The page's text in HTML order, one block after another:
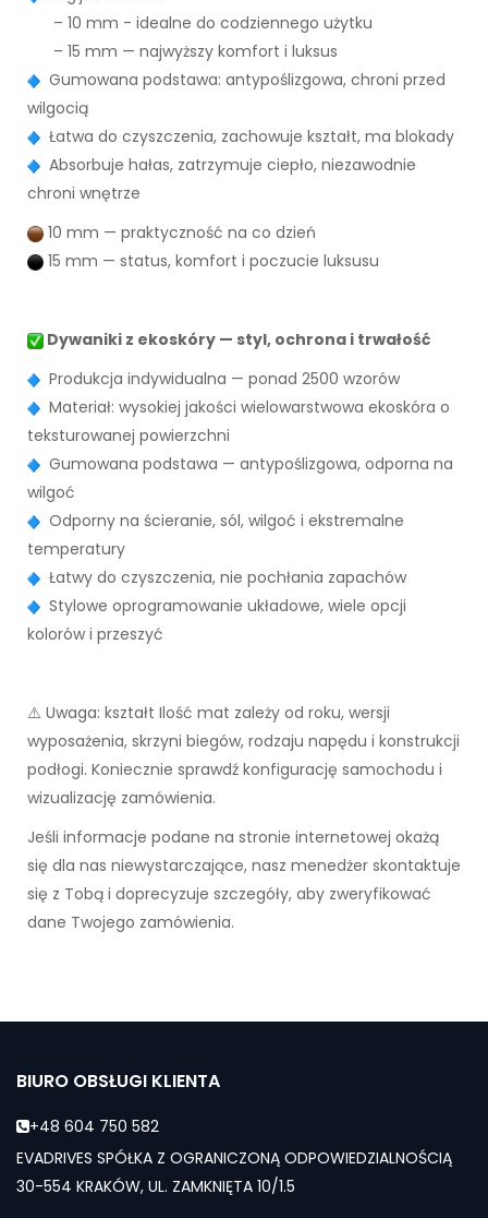
– 10 mm - idealne do codziennego użytku
– 15 mm — najwyższy komfort i luksus
Gumowana podstawa: antypoślizgowa, chroni przed
wilgocią
Łatwa do czyszczenia, zachowuje kształt, ma blokady
Absorbuje hałas, zatrzymuje ciepło, niezawodnie
chroni wnętrze
10 mm — praktyczność na co dzień
15 mm — status, komfort i poczucie luksusu
Dywaniki z ekoskóry — styl, ochrona i trwałość
Produkcja indywidualna — ponad 2500 wzorów
Materiał: wysokiej jakości wielowarstwowa ekoskóra o
teksturowanej powierzchni
Gumowana podstawa — antypoślizgowa, odporna na
wilgoć
Odporny na ścieranie, sól, wilgoć i ekstremalne
temperatury
Łatwy do czyszczenia, nie pochłania zapachów
Stylowe oprogramowanie układowe, wiele opcji
kolorów i przeszyć
⚠️ Uwaga: kształt Ilość mat zależy od roku, wersji
wyposażenia, skrzyni biegów, rodzaju napędu i konstrukcji
podłogi. Koniecznie sprawdź konfigurację samochodu i
wizualizację zamówienia.
Jeśli informacje podane na stronie internetowej okażą
się dla nas niewystarczające, nasz menedżer skontaktuje
się z Tobą i doprecyzuje szczegóły, aby zweryfikować
dane Twojego zamówienia.
BIURO OBSŁUGI KLIENTA
+48 604 750 582
EVADRIVES SPÓŁKA Z OGRANICZONĄ ODPOWIEDZIALNOŚCIĄ
30-554 KRAKÓW, UL. ZAMKNIĘTA 10/1.5